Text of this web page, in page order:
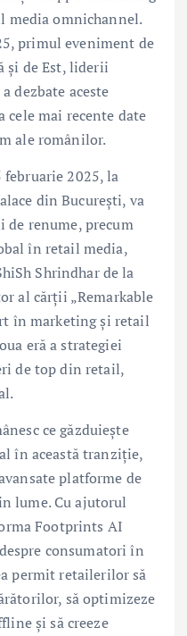
media omnichannel.
primul eveniment de
și de Est, liderii
dezbate aceste
cele mai recente date
ale românilor.
2025, la
din București, va
renume, precum
în retail media,
Shrindhar de la
al cărții „Remarkable
în marketing și retail
eră a strategiei
de top din retail,
ce găzduiește
în această tranziție,
platforme de
lume. Cu ajutorul
Footprints AI
consumatori în
permit retailerilor să
să optimizeze
și să creeze